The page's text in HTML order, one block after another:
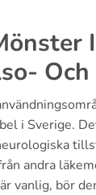
i Sverige.
andra
vanlig, bör